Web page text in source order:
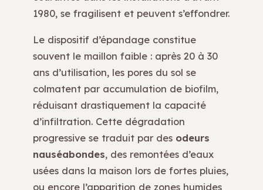
1980, se fragilisent et peuvent s’effondrer.
Le dispositif d’épandage constitue
souvent le maillon faible : après 20 à 30
ans d’utilisation, les pores du sol se
colmatent par accumulation de biofilm,
réduisant drastiquement la capacité
d’infiltration. Cette dégradation
progressive se traduit par des odeurs
nauséabondes, des remontées d’eaux
usées dans la maison lors de fortes pluies,
ou encore l’apparition de zones humides